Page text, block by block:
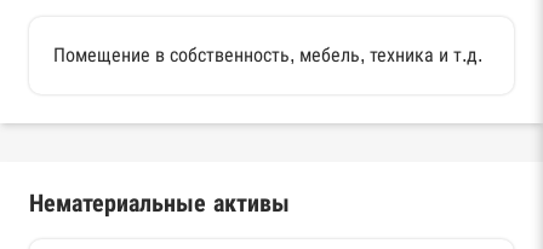
Помещение в собственность, мебель, техника и т.д.
Нематериальные активы